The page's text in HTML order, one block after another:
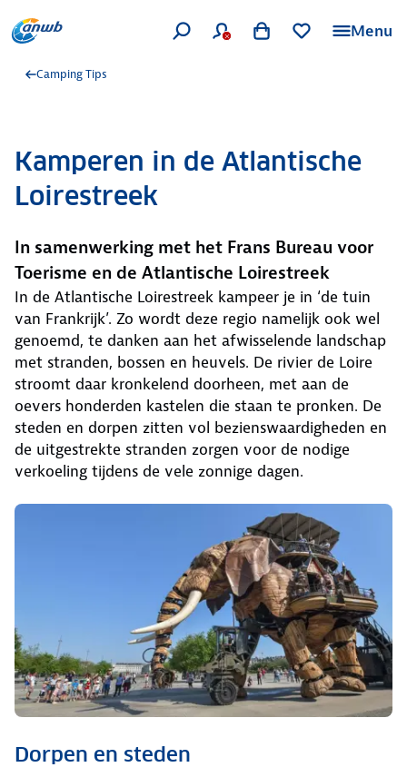
Menu
Camping Tips
Kamperen in de Atlantische
Loirestreek
In samenwerking met het Frans Bureau voor
Toerisme en de Atlantische Loirestreek
In de Atlantische Loirestreek kampeer je in ‘de tuin
van Frankrijk’. Zo wordt deze regio namelijk ook wel
genoemd, te danken aan het afwisselende landschap
met stranden, bossen en heuvels. De rivier de Loire
stroomt daar kronkelend doorheen, met aan de
oevers honderden kastelen die staan te pronken. De
steden en dorpen zitten vol bezienswaardigheden en
de uitgestrekte stranden zorgen voor de nodige
verkoeling tijdens de vele zonnige dagen.
Dorpen en steden